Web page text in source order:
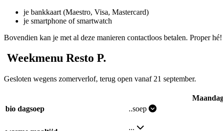
je bankkaart (Maestro, Visa, Mastercard)
je smartphone of smartwatch
Bovendien kan je met al deze manieren contact­loos betalen. Proper hé!
Weekmenu Resto P.
Gesloten wegens zomerverlof, terug open vanaf 21 september.
bio dagsoep
..soep
...